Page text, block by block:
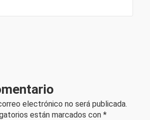
electrónico no será publicada.
están marcados con *